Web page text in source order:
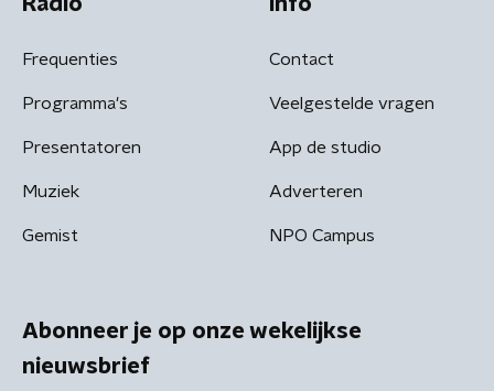
Frequenties
Programma's
Presentatoren
Muziek
Gemist
Contact
Veelgestelde vragen
App de studio
Adverteren
NPO Campus
Abonneer je op onze wekelijkse
nieuwsbrief